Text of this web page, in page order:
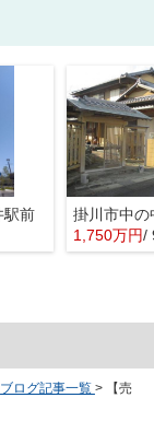
駅前
掛川市中の
1,750万円/
ブログ記事一覧 >
【売